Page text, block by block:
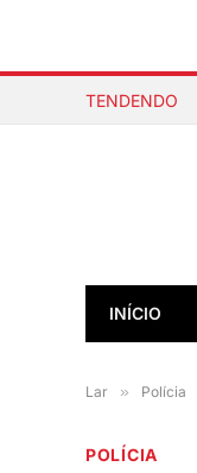
TENDENDO
INÍCIO
Lar » Polícia
POLÍCIA